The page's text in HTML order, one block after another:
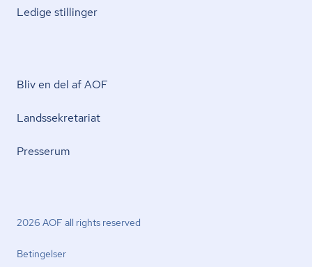
Ledige stillinger
Bliv en del af AOF
Lands­se­kre­ta­ri­at
Presserum
2026 AOF all rights reserved
Betingelser